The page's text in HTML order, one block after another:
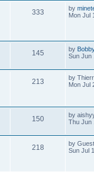
333 by
Mon Jul
145 by
Sun Jun
213 by
Mon Jul
150 by
Thu Jun
218 by Guest
Sun Jul